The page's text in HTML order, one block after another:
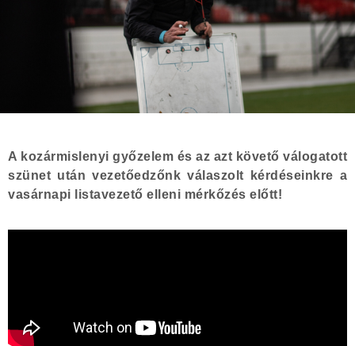
A kozármislenyi győzelem és az azt követő válogatott
szünet után vezetőedzőnk válaszolt kérdéseinkre a
vasárnapi listavezető elleni mérkőzés előtt!